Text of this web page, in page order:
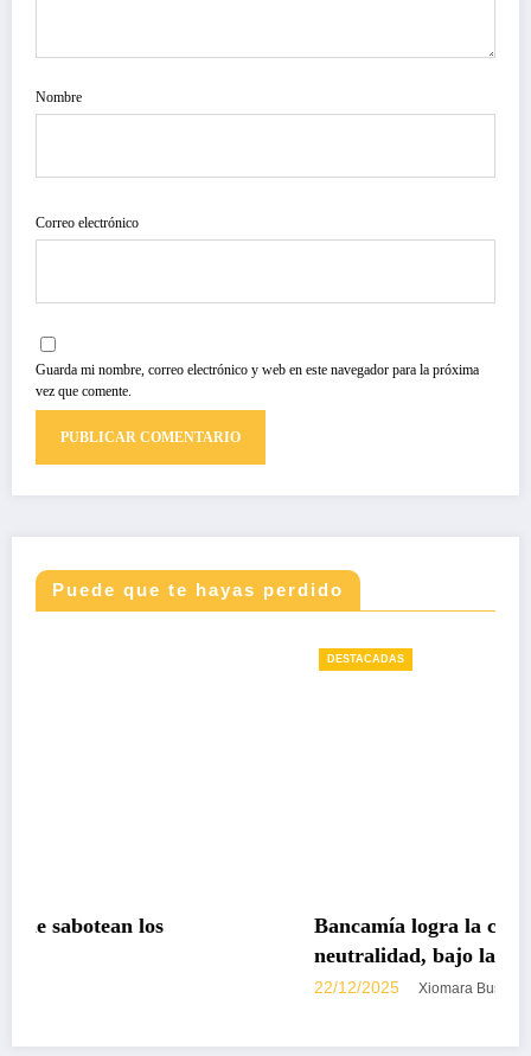
Nombre
Correo electrónico
Guarda mi nombre, correo electrónico y web en este navegador para la próxima
vez que comente.
Puede que te hayas perdido
Bancamía logra la certificación carbono
neutralidad, bajo la norma internacional
Xiomara Bustos